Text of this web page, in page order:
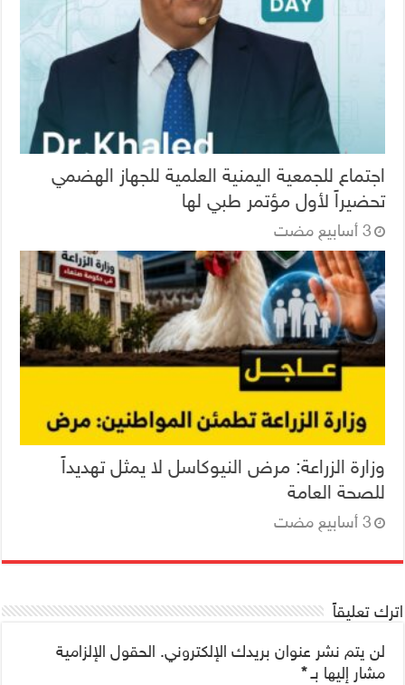
اجتماع للجمعية اليمنية العلمية للجهاز الهضمي
تحضيراً لأول مؤتمر طبي لها
وزارة الزراعة: مرض النيوكاسل لا يمثل تهديداً
للصحة العامة
اترك تعليقاً
لن يتم نشر عنوان بريدك الإلكتروني. الحقول الإلزامية
مشار إليها بـ*